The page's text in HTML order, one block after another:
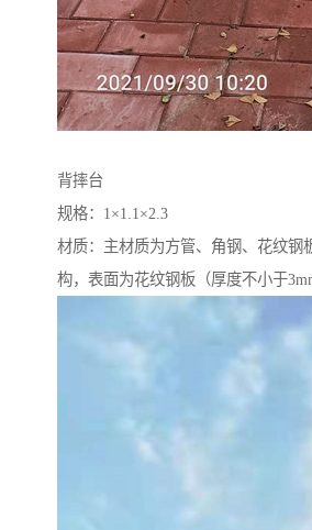
背摔台
规格：1×1.1×2.3
材质：主材质为方管、角钢、花纹钢
构，表面为花纹钢板（厚度不小于